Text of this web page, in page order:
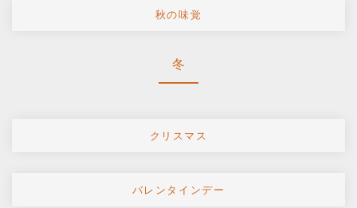
秋の味覚
冬
クリスマス
バレンタインデー